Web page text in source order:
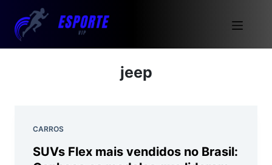
jeep
CARROS
SUVs Flex mais vendidos no Brasil: